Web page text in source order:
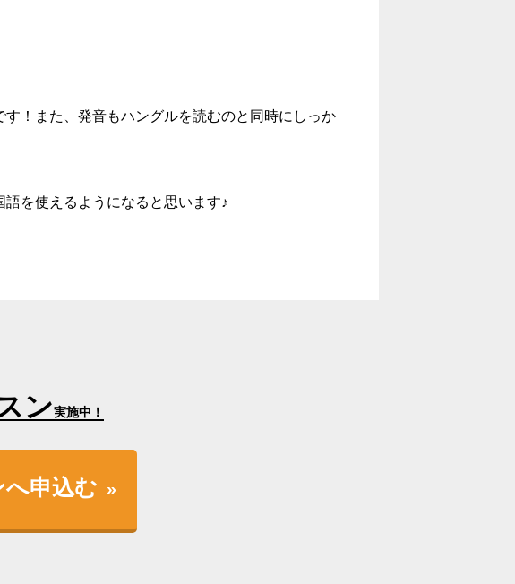
！また、発音もハングルを読むのと同時にしっか
を使えるようになると思います♪
ン実施中！
申込む